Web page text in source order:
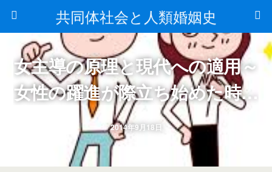
共同体社会と人類婚姻史
2014年9月18日
女主導の原理と現代への適用～
女性の躍進が際立ち始めた時代
背景～